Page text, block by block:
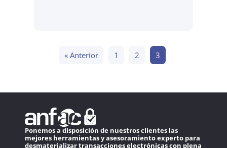
« Anterior 1 2 3
Ponemos a disposición de nuestros clientes las
mejores herramientas y asesoramiento experto para
desmaterializar transacciones electrónicas con plena